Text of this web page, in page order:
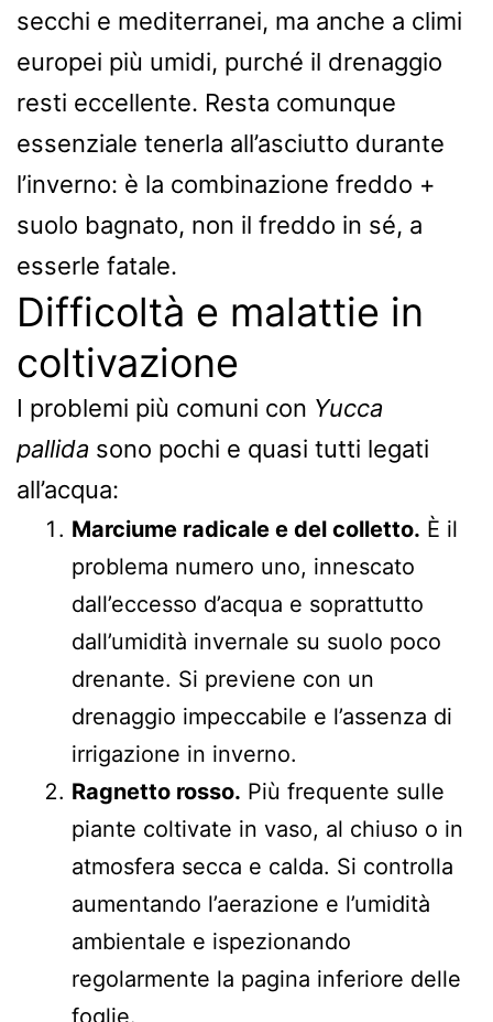
secchi e mediterranei, ma anche a climi
europei più umidi, purché il drenaggio
resti eccellente. Resta comunque
essenziale tenerla all’asciutto durante
l’inverno: è la combinazione freddo +
suolo bagnato, non il freddo in sé, a
esserle fatale.
Difficoltà e malattie in
coltivazione
I problemi più comuni con Yucca
pallida sono pochi e quasi tutti legati
all’acqua:
Marciume radicale e del colletto. È il
problema numero uno, innescato
dall’eccesso d’acqua e soprattutto
dall’umidità invernale su suolo poco
drenante. Si previene con un
drenaggio impeccabile e l’assenza di
irrigazione in inverno.
Ragnetto rosso. Più frequente sulle
piante coltivate in vaso, al chiuso o in
atmosfera secca e calda. Si controlla
aumentando l’aerazione e l’umidità
ambientale e ispezionando
regolarmente la pagina inferiore delle
foglie.